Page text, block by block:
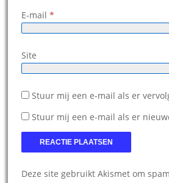
E-mail *
Site
Stuur mij een e-mail als er
Stuur mij een e-mail als er
Deze site gebruikt Akismet om